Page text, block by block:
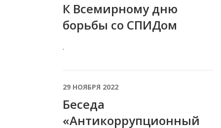
К Всемирному дню
борьбы со СПИДом
.
29 НОЯБРЯ 2022
Беседа
«Антикоррупционный